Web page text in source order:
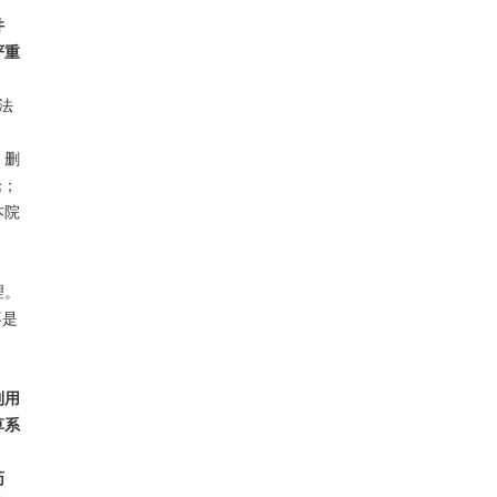
重
院
系